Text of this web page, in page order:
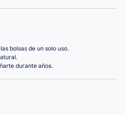
bolsas de un solo uso.
durante años.